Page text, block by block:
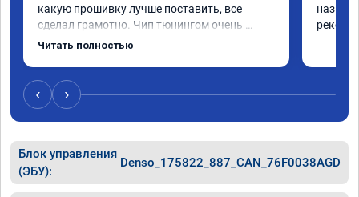
какую прошивку лучше поставить, все
сделал грамотно. Чип тюнингом очень
доволен, машина ожила немного, отзыв на
работать лучше, пропали провалы. Расход
топлива остался таким же, но динамика
улучшилась. Советую этот сервис всем.
Читать полностью
‹ ›
Блок управления
(ЭБУ):
Denso_175822_887_CAN_76F0038AGD